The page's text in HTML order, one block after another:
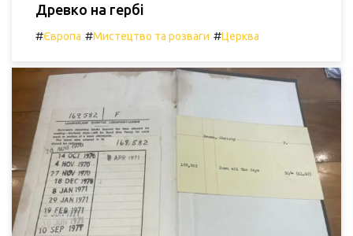
Древко на гербі
#Європа #Мистецтво та розваги #Церква